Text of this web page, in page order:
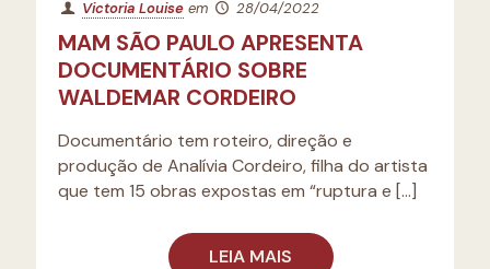
Victoria Louise em 28/04/2022
MAM SÃO PAULO APRESENTA
DOCUMENTÁRIO SOBRE
WALDEMAR CORDEIRO
Documentário tem roteiro, direção e
produção de Analívia Cordeiro, filha do artista
que tem 15 obras expostas em “ruptura e […]
LEIA MAIS